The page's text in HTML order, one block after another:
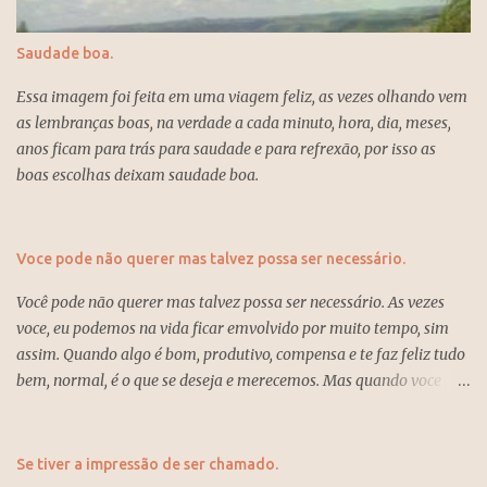
Saudade boa.
Essa imagem foi feita em uma viagem feliz, as vezes olhando vem
as lembranças boas, na verdade a cada minuto, hora, dia, meses,
anos ficam para trás para saudade e para refrexão, por isso as
boas escolhas deixam saudade boa.
Voce pode não querer mas talvez possa ser necessário.
Você pode não querer mas talvez possa ser necessário. As vezes
voce, eu podemos na vida ficar emvolvido por muito tempo, sim
assim. Quando algo é bom, produtivo, compensa e te faz feliz tudo
bem, normal, é o que se deseja e merecemos. Mas quando voce
passou um bom tempo e sente que possivelmente não trará
Se tiver a impressão de ser chamado.